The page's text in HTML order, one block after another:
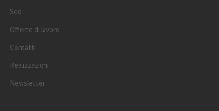
Sedi
Offerte di lavoro
Contatti
Realizzazioni
Newsletter